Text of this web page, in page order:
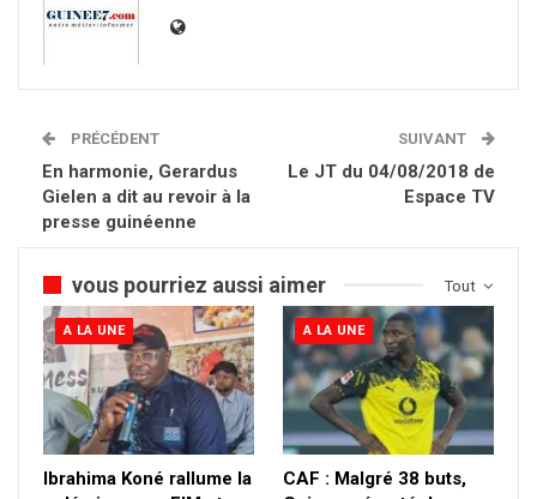
PRÉCÉDENT
En harmonie, Gerardus
Gielen a dit au revoir à la
presse guinéenne
SUIVANT
Le JT du 04/08/2018 de
Espace TV
Tout
vous pourriez aussi aimer
A LA UNE
Ibrahima Koné rallume la
A LA UNE
CAF : Malgré 38 buts,